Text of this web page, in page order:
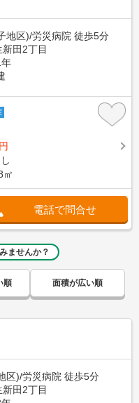
地区)/労災病院 徒歩5分
田2丁目
㎡
電話で問合せ
ませんか？
順 面積が広い順
区)/労災病院 徒歩5分
田2丁目